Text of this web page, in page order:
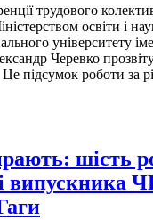
трудового
освіти і
університету
Черевко
підсумок роботи за
шість
випускника